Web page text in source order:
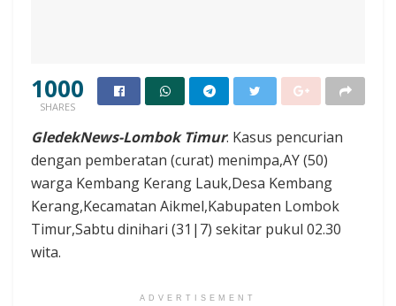
1000
SHARES
GledekNews-Lombok Timur. Kasus pencurian
dengan pemberatan (curat) menimpa,AY (50)
warga Kembang Kerang Lauk,Desa Kembang
Kerang,Kecamatan Aikmel,Kabupaten Lombok
Timur,Sabtu dinihari (31|7) sekitar pukul 02.30
wita.
ADVERTISEMENT